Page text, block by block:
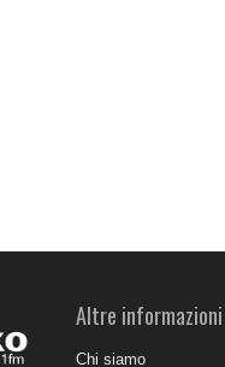
Altre informazioni
Chi siamo